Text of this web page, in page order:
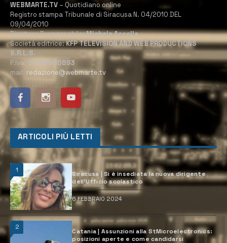
WEBMARTE.TV – Quotidiano online
Registro stampa Tribunale di Siracusa N. 04/2010 DEL
09/04/2010
Direttore Responsabile:Michele Accolla
Società editrice:KFP TELEVISION AND WEB PRODUCTIONS
S.R.L.S.
P.Iva: 02184950893
mail: redazione@webmarte.tv
ARTICOLI PIÙ LETTI
1
Siracusa | Si è insediata la nuova dirigente
dell’Ufficio scolastico
6 FEBBRAIO 2024
2
Catania | Assunzioni alla StMicroelectronics:
posizioni aperte e come candidarsi